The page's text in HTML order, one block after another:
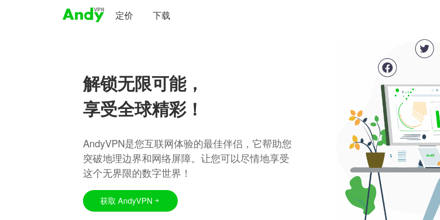
定价 下载
解锁无限可能，
享受全球精彩！
AndyVPN是您互联网体验的最佳伴侣，它帮助您
突破地理边界和网络屏障。让您可以尽情地享受
这个无界限的数字世界！
获取 AndyVPN